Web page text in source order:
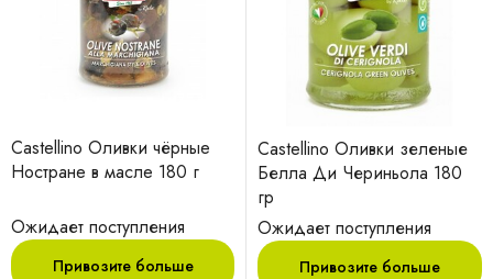
Castellino Оливки чёрныe
Ностранe в маслe 180 г
Ожидает поступления
Привозите больше
Castellino Оливки зеленые
Белла Ди Чериньола 180
гр
Ожидает поступления
Привозите больше